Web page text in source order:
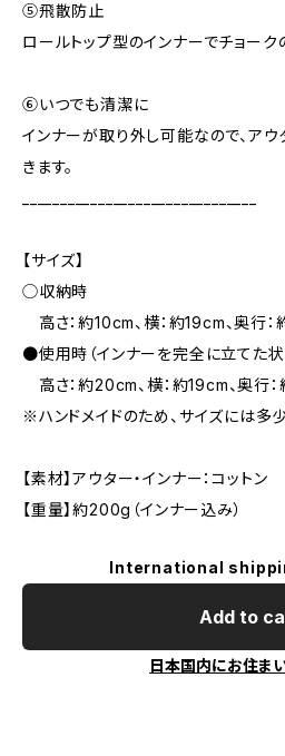
⑤飛散防止
ロールトップ型のインナーでチョーク
⑥いつでも清潔に
インナーが取り外し可能なので、アウ
きます。
【サイズ】
◯収納時
高さ：約10cm、横：約19cm、奥行：
●使用時（インナーを完全に立てた状
高さ：約20cm、横：約19cm、奥行
※ハンドメイドのため、サイズには多
【素材】アウター・インナー：コットン
【重量】約200g（インナー込み）
International
Add to
日本国内にお住ま